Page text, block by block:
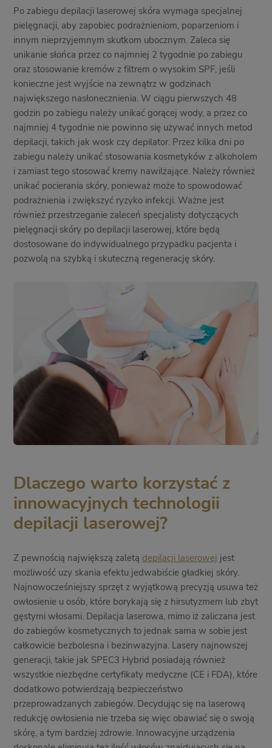
Po zabiegu depilacji laserowej skóra wymaga specjalnej
pielęgnacji, aby zapobiec podrażnieniom, poparzeniom i
innym nieprzyjemnym skutkom ubocznym. Zaleca się
unikanie słońca przez co najmniej 2 tygodnie po zabiegu
oraz stosowanie kremów z filtrem o wysokim SPF, jeśli
konieczne jest wyjście na zewnątrz w godzinach
największego nasłonecznienia. W ciągu pierwszych 48
godzin po zabiegu należy unikać gorącej wody, a przez co
najmniej 4 tygodnie nie powinno się używać innych metod
depilacji, takich jak wosk czy depilator. Przez kilka dni po
zabiegu należy unikać stosowania kosmetyków z alkoholem
i zamiast tego stosować kremy nawilżające. Należy również
unikać pocierania skóry, ponieważ może to spowodować
podrażnienia i zwiększyć ryzyko infekcji. Ważne jest
również przestrzeganie zaleceń specjalisty dotyczących
pielęgnacji skóry po depilacji laserowej, które będą
dostosowane do indywidualnego przypadku pacjenta i
pozwolą na szybką i skuteczną regenerację skóry.
Dlaczego warto korzystać z
innowacyjnych technologii
depilacji laserowej?
Z pewnością największą zaletądepilacji laserowej jest
możliwość uzy skania efektu jedwabiście gładkiej skóry.
Najnowocześniejszy sprzęt z wyjątkową precyzją usuwa też
owłosienie u osób, które borykają się z hirsutyzmem lub zbyt
gęstymi włosami. Depilacja laserowa, mimo iż zaliczana jest
do zabiegów kosmetycznych to jednak sama w sobie jest
całkowicie bezbolesna i bezinwazyjna. Lasery najnowszej
generacji, takie jak SPEC3 Hybrid posiadają również
wszystkie niezbędne certyfikaty medyczne (CE i FDA), które
dodatkowo potwierdzają bezpieczeństwo
przeprowadzanych zabiegów. Decydując się na laserową
redukcję owłosienia nie trzeba się więc obawiać się o swoją
skórę, a tym bardziej zdrowie. Innowacyjne urządzenia